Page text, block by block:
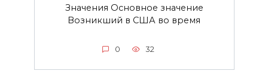
Значения Основное значение
Возникший в США во время
0 32